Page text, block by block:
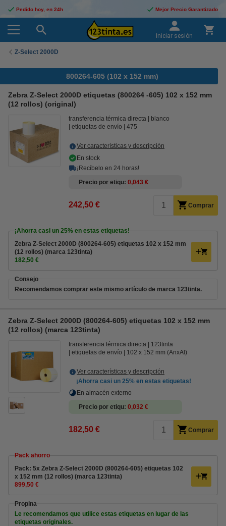
Pedido hoy, en 24h Mejor Precio Garantizado
Iniciar sesión
Z-Select 2000D
800264-605 (102 x 152 mm)
Zebra Z-Select 2000D etiquetas (800264 -605) 102 x 152 mm
(12 rollos) (original)
transferencia térmica directa
blanco
etiquetas de envío
475
Ver características y descripción
En stock
¡Recíbelo en 24 horas!
Precio por etiqu 0,043 €
242,50 € Comprar
¡Ahorra casi un 25% en estas etiquetas!
Zebra Z-Select 2000D (800264-605) etiquetas 102 x 152 mm
(12 rollos) (marca 123tinta)
182,50 €
Consejo
Recomendamos comprar este mismo artículo de marca 123tinta.
Zebra Z-Select 2000D (800264-605) etiquetas 102 x 152 mm
(12 rollos) (marca 123tinta)
transferencia térmica directa
123tinta
etiquetas de envío
102 x 152 mm (AnxAl)
Ver características y descripción
¡Ahorra casi un 25% en estas etiquetas!
En almacén externo
Precio por etiqu 0,032 €
182,50 € Comprar
Pack ahorro
Pack: 5x Zebra Z-Select 2000D (800264-605) etiquetas 102
x 152 mm (12 rollos) (marca 123tinta)
899,50 €
Propina
Le recomendamos que utilice estas etiquetas en lugar de las
etiquetas originales.